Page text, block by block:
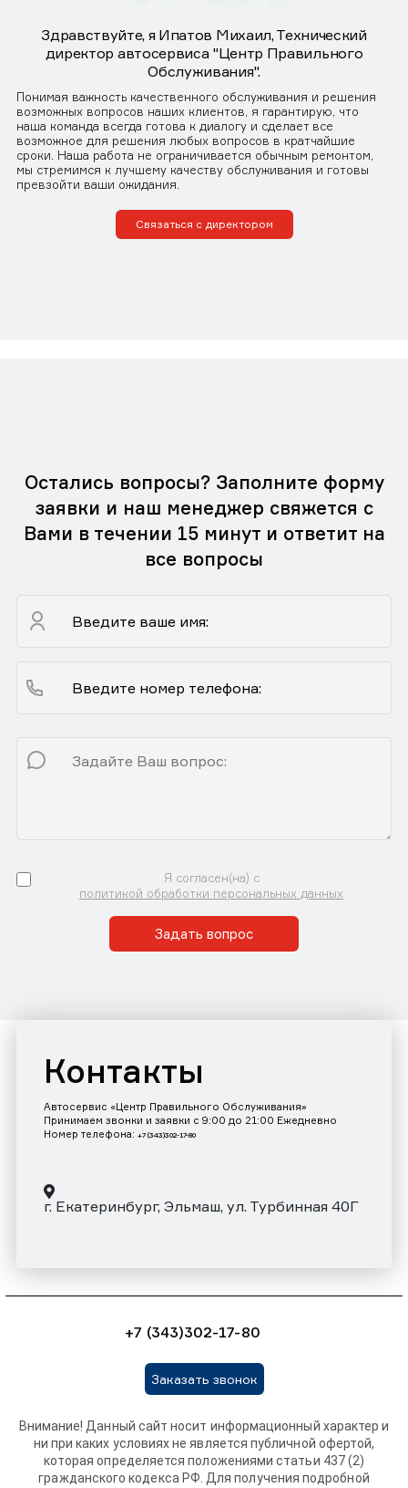
Здравствуйте, я Ипатов Михаил, Технический
директор автосервиса "Центр Правильного
Обслуживания".
Понимая важность качественного обслуживания и решения
возможных вопросов наших клиентов, я гарантирую, что
наша команда всегда готова к диалогу и сделает все
возможное для решения любых вопросов в кратчайшие
сроки. Наша работа не ограничивается обычным ремонтом,
мы стремимся к лучшему качеству обслуживания и готовы
превзойти ваши ожидания.
Связаться с директором
Остались вопросы? Заполните форму
заявки и наш менеджер свяжется с
Вами в течении 15 минут и ответит на
все вопросы
Я согласен(на) с
политикой обработки персональных данных
Задать вопрос
Контакты
Автосервис «Центр Правильного Обслуживания»
Принимаем звонки и заявки с 9:00 до 21:00 Ежедневно
Номер телефона: +7 (343)302-17-80
г. Екатеринбург, Эльмаш, ул. Турбинная 40Г
+7 (343)302-17-80
Заказать звонок
Внимание! Данный сайт носит информационный характер и
ни при каких условиях не является публичной офертой,
которая определяется положениями статьи 437 (2)
гражданского кодекса РФ. Для получения подробной